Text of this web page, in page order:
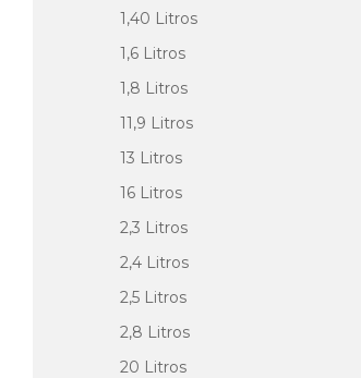
1,40 Litros
1,6 Litros
1,8 Litros
11,9 Litros
13 Litros
16 Litros
2,3 Litros
2,4 Litros
2,5 Litros
2,8 Litros
20 Litros